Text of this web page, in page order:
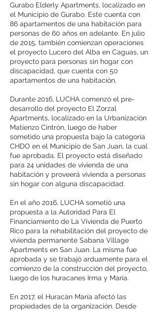
Gurabo Elderly Apartments, localizado en
el Municipio de Gurabo. Este cuenta con
86 apartamentos de una habitación para
personas de 60 años en adelante. En julio
de 2015, también comienzan operaciones
el proyecto Lucero del Alba en Caguas, un
proyecto para personas sin hogar con
discapacidad, que cuenta con 50
apartamentos de una habitación.
Durante 2016, LUCHA comenzó el pre-
desarrollo del proyecto El Zorzal
Apartments, localizado en la Urbanización
Matienzo Cintrón, luego de haber
sometido una propuesta bajo la categoría
CHDO en el Municipio de San Juan, la cual
fue aprobada. El proyecto está diseñado
para 24 unidades de vivienda de una
habitación y proveerá vivienda a personas
sin hogar con alguna discapacidad.
En el año 2016, LUCHA sometió una
propuesta a la Autoridad Para El
Financiamiento de La Vivienda de Puerto
Rico para la rehabilitación del proyecto de
vivienda permanente Sabana Village
Apartments en San Juan. La misma fue
aprobada y se trabajó arduamente para el
comienzo de la construcción del proyecto,
luego de los huracanes Irma y María.
En 2017, el Huracán María afectó las
propiedades de la organización. Desde